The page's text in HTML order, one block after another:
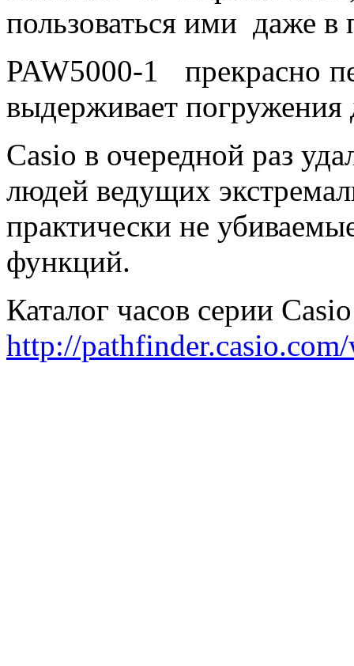
пользоваться ими даже в
PAW5000-1 прекрасно
выдерживает
Casio в очередной раз
людей ведущих
практически не
функций.
Каталог часов серии
http://pathfinder.casio.com/